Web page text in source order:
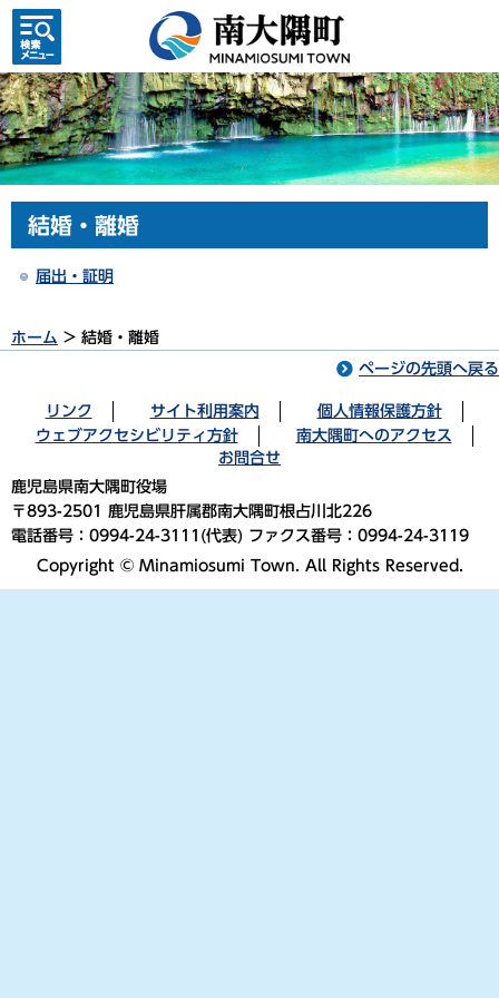
検索・
共通メ
ニュー
結婚・離婚
届出・証明
ホーム > 結婚・離婚
ページの先頭へ戻る
リンク サイト利用案内
個人情報保護方針
ウェブアクセシビリティ方針
南大隅町へのアクセス
お問合せ
鹿児島県南大隅町役場
〒893-2501 鹿児島県肝属郡南大隅町根占川北226
電話番号：0994-24-3111(代表) ファクス番号：0994-24-3119
Copyright © Minamiosumi Town. All Rights Reserved.